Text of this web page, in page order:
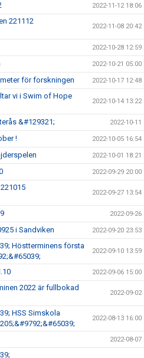
2022-11-12 18:06
221112
2022-11-08 20:42
2022-10-28 12:59
2022-10-21 05:00
för forskningen 2022-10-17 12:48
vi i Swim of Hope
2022-10-14 13:22
&#129321; 2022-10-11
! 2022-10-05 16:54
2022-10-01 18:21
2022-09-29 20:00
2022-09-27 13:54
2022-09-26
i Sandviken 2022-09-20 23:53
Höstterminens första
2022-09-10 13:59
2022-09-06 15:00
2022 är fullbokad
2022-09-02
HSS Simskola
2022-08-13 16:00
2022-08-07